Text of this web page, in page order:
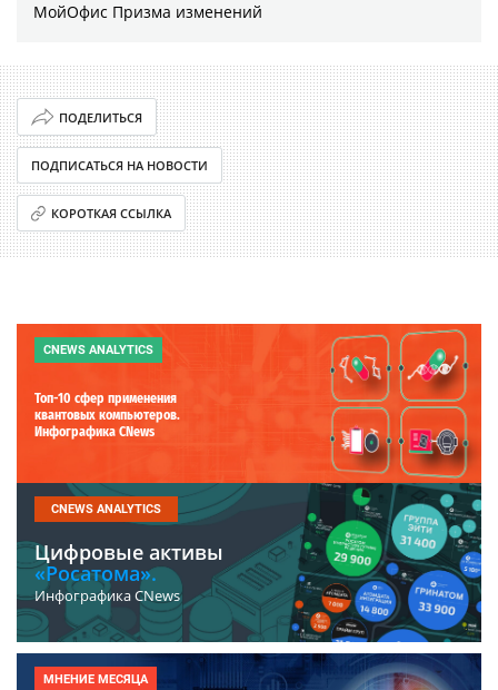
МойОфис Призма изменений
ПОДЕЛИТЬСЯ
ПОДПИСАТЬСЯ НА НОВОСТИ
КОРОТКАЯ ССЫЛКА
CNEWS ANALYTICS
Топ-10 сфер применения
квантовых компьютеров.
Инфографика CNews
CNEWS ANALYTICS
Цифровые активы
«Росатома».
Инфографика CNews
МНЕНИЕ МЕСЯЦА